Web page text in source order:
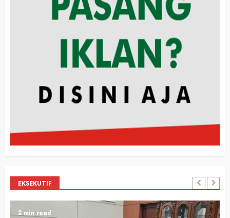
EKSEKUTIF
2 min read